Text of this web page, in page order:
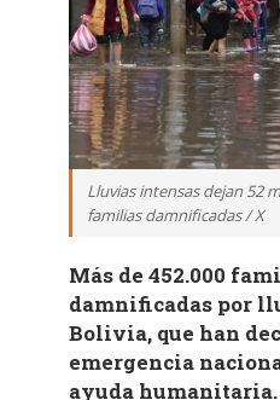
Lluvias intensas dejan 52
familias damnificadas / X
Más de 452.000
damnificadas por
Bolivia, que han
emergencia
ayuda humanitaria.